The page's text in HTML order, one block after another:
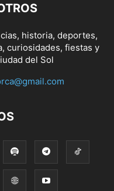
historia, deportes,
curiosidades, fiestas y
del Sol